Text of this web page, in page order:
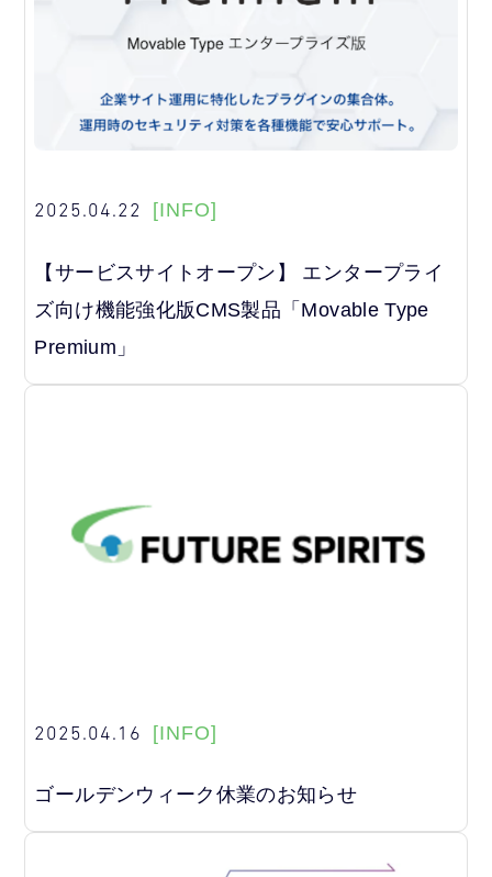
2025.04.22 [INFO]
【サービスサイトオープン】 エンタープライ
ズ向け機能強化版CMS製品「Movable Type
Premium」
2025.04.16 [INFO]
ゴールデンウィーク休業のお知らせ